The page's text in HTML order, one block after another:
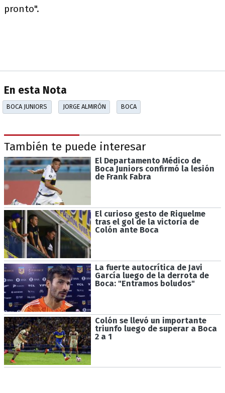
pronto".
En esta Nota
BOCA JUNIORS JORGE ALMIRÓN BOCA
También te puede interesar
El Departamento Médico de
Boca Juniors confirmó la lesión
de Frank Fabra
El curioso gesto de Riquelme
tras el gol de la victoria de
Colón ante Boca
La fuerte autocrítica de Javi
García luego de la derrota de
Boca: "Entramos boludos"
Colón se llevó un importante
triunfo luego de superar a Boca
2 a 1